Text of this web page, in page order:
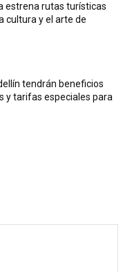
estrena rutas turísticas
cultura y el arte de
tendrán beneficios
y tarifas especiales para